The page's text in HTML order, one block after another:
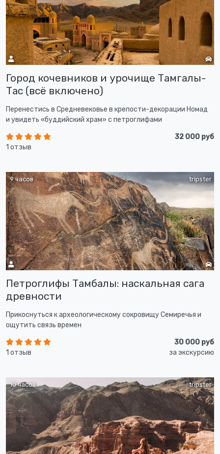
Город кочевников и урочище Тамгалы-
Тас (всё включено)
Перенестись в Средневековье в крепости-декорации Номад
и увидеть «буддийский храм» с петроглифами
1 отзыв
32 000 руб
tripster
9 часов
Петроглифы Тамбалы: наскальная сага
древности
Прикоснуться к археологическому сокровищу Семиречья и
ощутить связь времен
1 отзыв
30 000 руб
за экскурсию
tripster
10 часов